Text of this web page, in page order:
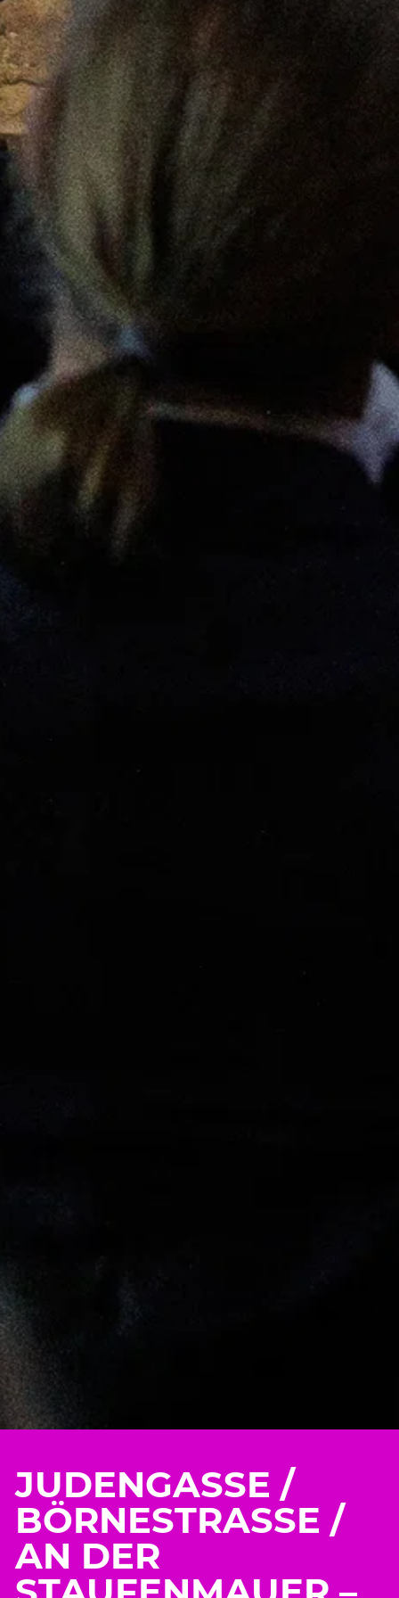
JUDENGASSE /
BÖRNESTRASSE / A
N DER S